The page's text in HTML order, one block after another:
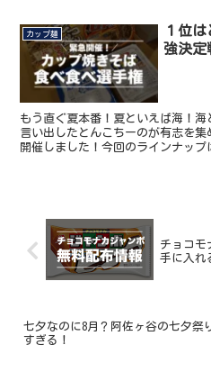
カップ麺
１位
強決定
もう直ぐ夏本番！夏といえば海！
言い出したとんこちーのが有志を
開催しました！今回のラインナッ
チョコモ
手に入れ
七夕なのに8月？阿佐ヶ谷の七夕祭
すぎる！